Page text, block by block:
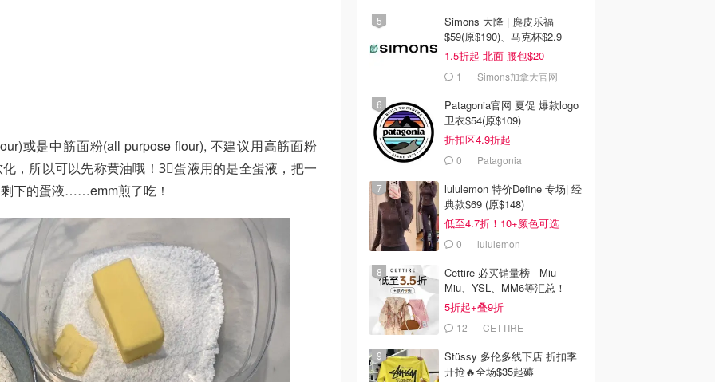
或是中筋面粉(all purpose flour), 不建议用高筋面粉
，所以可以先称黄油哦！3⃣️蛋液用的是全蛋液，把一
下的蛋液……emm煎了吃！
Simons 大降 | 麂皮乐福
$59(原$190)、马克杯$2.9
1.5折起 北面 腰包$20
1 Simons加拿大官网
Patagonia官网 夏促 爆款logo
卫衣$54(原$109)
折扣区4.9折起
0 Patagonia
lululemon 特价Define 专场| 经
典款$69 (原$148)
低至4.7折！10+颜色可选
0 lululemon
Cettire 必买销量榜 - Miu
Miu、YSL、MM6等汇总！
5折起+叠9折
12 CETTIRE
Stüssy 多伦多线下店 折扣季
开抢🔥全场$35起薅